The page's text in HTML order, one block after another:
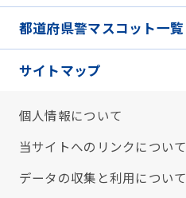
都道府県警マスコット一覧
サイトマップ
個人情報について
当サイトへのリンクについて
データの収集と利用について